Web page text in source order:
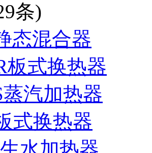
条)
态混合器
板式换热器
蒸汽加热器
式换热器